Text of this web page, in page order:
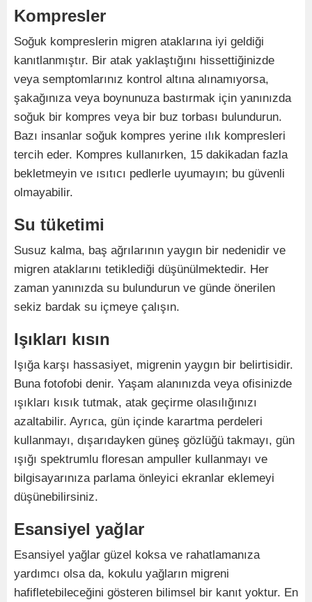
Kompresler
Soğuk kompreslerin migren ataklarına iyi geldiği
kanıtlanmıştır. Bir atak yaklaştığını hissettiğinizde
veya semptomlarınız kontrol altına alınamıyorsa,
şakağınıza veya boynunuza bastırmak için yanınızda
soğuk bir kompres veya bir buz torbası bulundurun.
Bazı insanlar soğuk kompres yerine ılık kompresleri
tercih eder. Kompres kullanırken, 15 dakikadan fazla
bekletmeyin ve ısıtıcı pedlerle uyumayın; bu güvenli
olmayabilir.
Su tüketimi
Susuz kalma, baş ağrılarının yaygın bir nedenidir ve
migren ataklarını tetiklediği düşünülmektedir. Her
zaman yanınızda su bulundurun ve günde önerilen
sekiz bardak su içmeye çalışın.
Işıkları kısın
Işığa karşı hassasiyet, migrenin yaygın bir belirtisidir.
Buna fotofobi denir. Yaşam alanınızda veya ofisinizde
ışıkları kısık tutmak, atak geçirme olasılığınızı
azaltabilir. Ayrıca, gün içinde karartma perdeleri
kullanmayı, dışarıdayken güneş gözlüğü takmayı, gün
ışığı spektrumlu floresan ampuller kullanmayı ve
bilgisayarınıza parlama önleyici ekranlar eklemeyi
düşünebilirsiniz.
Esansiyel yağlar
Esansiyel yağlar güzel koksa ve rahatlamanıza
yardımcı olsa da, kokulu yağların migreni
hafifletebileceğini gösteren bilimsel bir kanıt yoktur. En